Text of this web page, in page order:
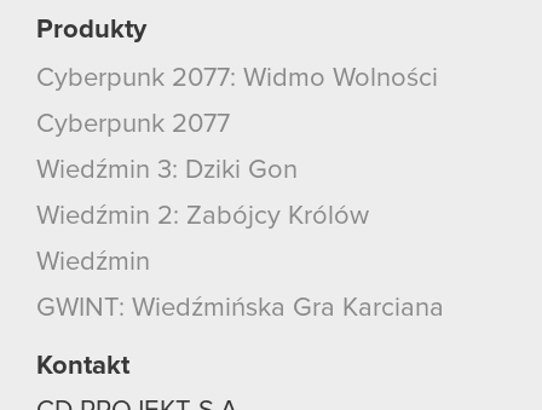
Produkty
Cyberpunk 2077: Widmo Wolności
Cyberpunk 2077
Wiedźmin 3: Dziki Gon
Wiedźmin 2: Zabójcy Królów
Wiedźmin
GWINT: Wiedźmińska Gra Karciana
Kontakt